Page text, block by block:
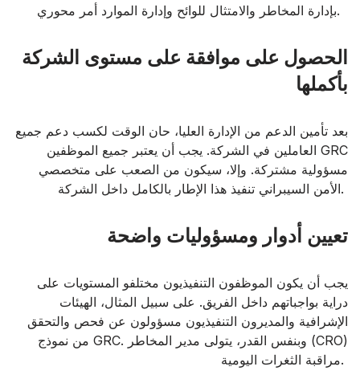
بإدارة المخاطر والامتثال للوائح وإدارة الموارد أمر محوري.
الحصول على موافقة على مستوى الشركة
بأكملها
بعد تأمين الدعم من الإدارة العليا، حان الوقت لكسب دعم جميع
العاملين في الشركة. يجب أن يعتبر جميع الموظفين GRC
مسؤولية مشتركة. وإلا، سيكون من الصعب على متخصصي
الأمن السيبراني تنفيذ هذا الإطار بالكامل داخل الشركة.
تعيين أدوار ومسؤوليات واضحة
يجب أن يكون الموظفون التنفيذيون مختلفو المستويات على
دراية بواجباتهم داخل الفريق. على سبيل المثال، الهيئات
الإشرافية والمديرون التنفيذيون مسؤولون عن فحص والتحقق
من نموذج GRC. وبنفس القدر، يتولى مدير المخاطر (CRO)
مراقبة الثغرات اليومية.